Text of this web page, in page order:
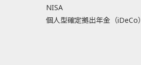
NISA
個人型確定拠出年金（iDeCo）